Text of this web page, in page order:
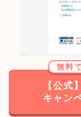
無料
【公式
キャン